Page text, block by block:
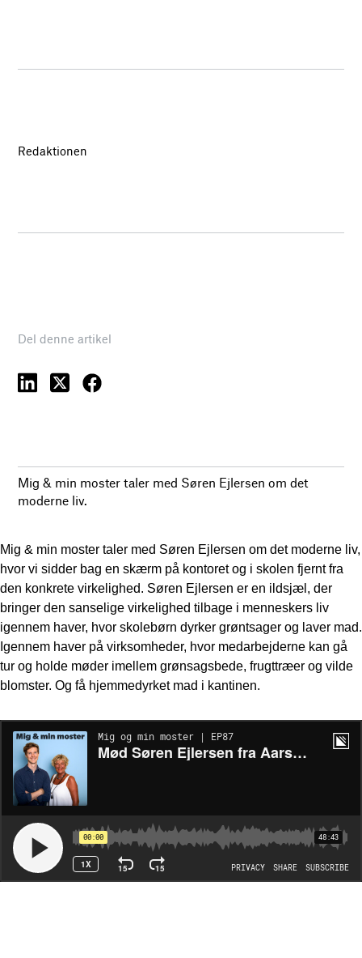
Redaktionen
Del denne artikel
Mig & min moster taler med Søren Ejlersen om det
moderne liv.
Mig & min moster taler med Søren Ejlersen om det moderne liv,
hvor vi sidder bag en skærm på kontoret og i skolen fjernt fra
den konkrete virkelighed. Søren Ejlersen er en ildsjæl, der
bringer den sanselige virkelighed tilbage i menneskers liv
igennem haver, hvor skolebørn dyrker grøntsager og laver mad.
Igennem haver på virksomheder, hvor medarbejderne kan gå
tur og holde møder imellem grønsagsbede, frugttræer og vilde
blomster. Og få hjemmedyrket mad i kantinen.